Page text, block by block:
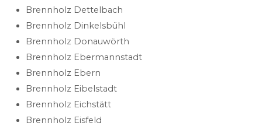
Brennholz Dettelbach
Brennholz Dinkelsbühl
Brennholz Donauwörth
Brennholz Ebermannstadt
Brennholz Ebern
Brennholz Eibelstadt
Brennholz Eichstätt
Brennholz Eisfeld